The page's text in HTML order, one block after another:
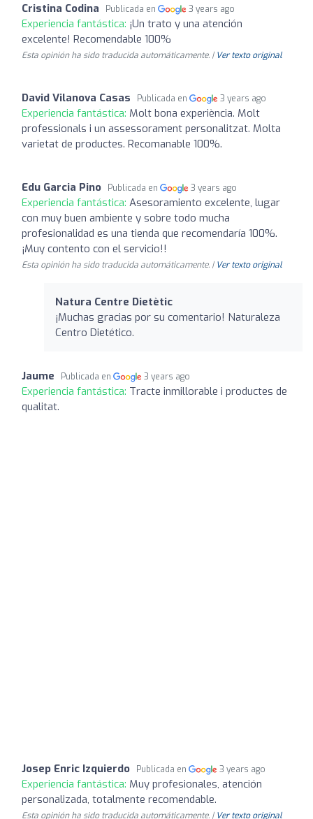
Cristina Codina Publicada en 3 years ago
Experiencia fantástica: ¡Un trato y una atención
excelente! Recomendable 100%
Esta opinión ha sido traducida automáticamente. | Ver texto original
David Vilanova Casas Publicada en 3 years ago
Experiencia fantástica: Molt bona experiència. Molt
professionals i un assessorament personalitzat. Molta
varietat de productes. Recomanable 100%.
Edu Garcia Pino Publicada en 3 years ago
Experiencia fantástica: Asesoramiento excelente, lugar
con muy buen ambiente y sobre todo mucha
profesionalidad es una tienda que recomendaría 100%.
¡Muy contento con el servicio!!
Esta opinión ha sido traducida automáticamente. | Ver texto original
Natura Centre Dietètic
¡Muchas gracias por su comentario! Naturaleza
Centro Dietético.
Jaume Publicada en 3 years ago
Experiencia fantástica: Tracte inmillorable i productes de
qualitat.
Josep Enric Izquierdo Publicada en 3 years ago
Experiencia fantástica: Muy profesionales, atención
personalizada, totalmente recomendable.
Esta opinión ha sido traducida automáticamente. | Ver texto original